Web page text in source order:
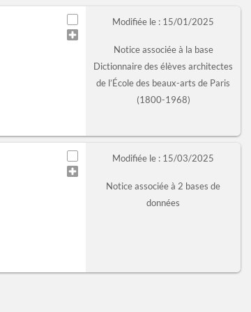
Modifiée le : 15/01/2025
Notice associée à la base
Dictionnaire des élèves architectes
de l’École des beaux-arts de Paris
(1800-1968)
Modifiée le : 15/03/2025
Notice associée à 2 bases de
données